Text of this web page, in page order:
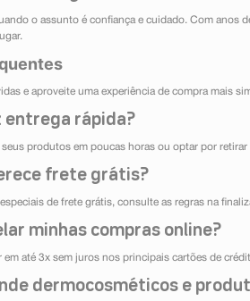
o assunto é confiança e cuidado. Com anos
e aproveite uma experiência de compra mais
entrega rápida?
seus produtos em poucas horas ou optar por
frete grátis?
de frete grátis, consulte as regras na
minhas compras online?
em até 3x sem juros nos principais cartões de
dermocosméticos e